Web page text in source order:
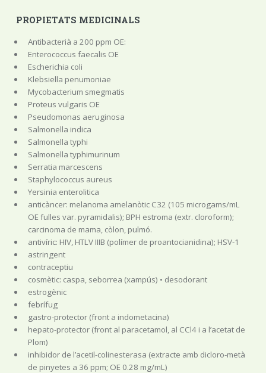
PROPIETATS MEDICINALS
Antibacterià a 200 ppm OE:
Enterococcus faecalis OE
Escherichia coli
Klebsiella penumoniae
Mycobacterium smegmatis
Proteus vulgaris OE
Pseudomonas aeruginosa
Salmonella indica
Salmonella typhi
Salmonella typhimurinum
Serratia marcescens
Staphylococcus aureus
Yersinia enterolitica
anticàncer: melanoma amelanòtic C32 (105 microgams/mL
OE fulles var. pyramidalis); BPH estroma (extr. cloroform);
carcinoma de mama, còlon, pulmó.
antivíric: HIV, HTLV IIIB (polímer de proantocianidina); HSV-1
astringent
contraceptiu
cosmètic: caspa, seborrea (xampús) • desodorant
estrogènic
febrífug
gastro-protector (front a indometacina)
hepato-protector (front al paracetamol, al CCl4 i a l’acetat de
Plom)
inhibidor de l’acetil-colinesterasa (extracte amb dicloro-metà
de pinyetes a 36 ppm; OE 0.28 mg/mL)